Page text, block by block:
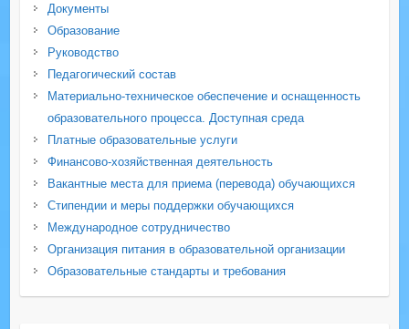
Документы
Образование
Руководство
Педагогический состав
Материально-техническое обеспечение и оснащенность
образовательного процесса. Доступная среда
Платные образовательные услуги
Финансово-хозяйственная деятельность
Вакантные места для приема (перевода) обучающихся
Стипендии и меры поддержки обучающихся
Международное сотрудничество
Организация питания в образовательной организации
Образовательные стандарты и требования